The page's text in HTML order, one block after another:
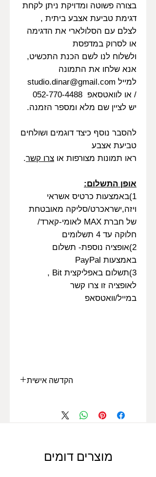
בצורה פשוטה ומדויקת ניתן לקחת
דגימת טביעת אצבע ביתית ,
לצלם עם הסלולארי את הדגימה
או לסרוק במדפסת
ולשלוח לנו לשם הכנת התכשיט,
אנא שלחו את התמונה
למייל studio.dinar@gmail.com
/ או לוואטסאפ 052-770-4488
יש לציין שם מלא ומספר הזמנה.
להסבר נוסף כיצד דוגמים ושולחים
טביעת אצבע
ראו תמונות מצורפות או צרו קשר.
אופן התשלום:
1)באמצעות כרטיס אשראי
ויזה,ישראכרט/סליקה מאובטחת
של חברת MAX לאומי-קארד/
חלוקה עד 4 תשלומים
2)אופציה נוספת- תשלום
באמצעות PayPal
3)תשלום באפליקצית Bit ,
לאופציה זו צרו קשר
במייל/וואטסאפ
הקדשה אישית
לדוגמה: שם/ תאריך לידה
מוצרים דומים